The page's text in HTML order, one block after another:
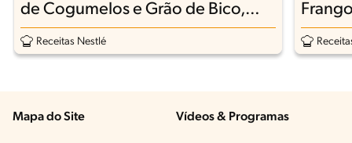
de Cogumelos e Grão de Bico,
Brócolis e Arroz
Receitas Nestlé
Mapa do Site Vídeos & Programas​